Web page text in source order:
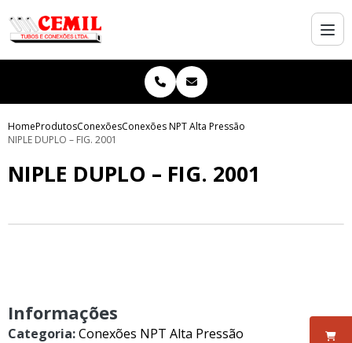
HomeProdutosConexõesConexões NPT Alta Pressão
NIPLE DUPLO – FIG. 2001
NIPLE DUPLO – FIG. 2001
Informações
Categoria:Conexões NPT Alta Pressão